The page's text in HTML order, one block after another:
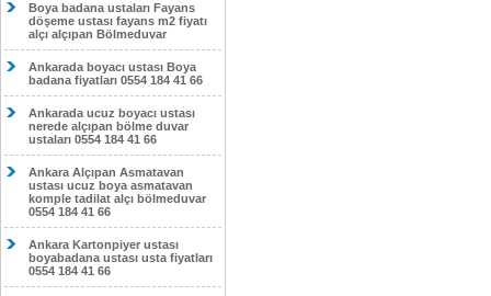
Boya badana ustaları Fayans
döşeme ustası fayans m2 fiyatı
alçı alçıpan Bölmeduvar
Ankarada boyacı ustası Boya
badana fiyatları 0554 184 41 66
Ankarada ucuz boyacı ustası
nerede alçıpan bölme duvar
ustaları 0554 184 41 66
Ankara Alçıpan Asmatavan
ustası ucuz boya asmatavan
komple tadilat alçı bölmeduvar
0554 184 41 66
Ankara Kartonpiyer ustası
boyabadana ustası usta fiyatları
0554 184 41 66